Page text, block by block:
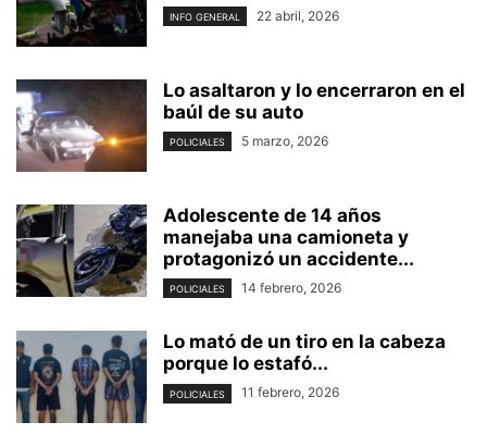
INFO GENERAL 22 abril, 2026
Lo asaltaron y lo encerraron en el
baúl de su auto
POLICIALES 5 marzo, 2026
Adolescente de 14 años
manejaba una camioneta y
protagonizó un accidente...
POLICIALES 14 febrero, 2026
Lo mató de un tiro en la cabeza
porque lo estafó...
POLICIALES 11 febrero, 2026